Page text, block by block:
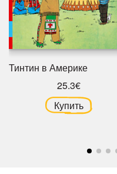
Тинтин в Америке
25.3€
Купить